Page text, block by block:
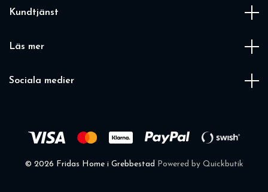
Kundtjänst
Läs mer
Sociala medier
© 2026 Fridas Home i Grebbestad Powered by Quickbutik